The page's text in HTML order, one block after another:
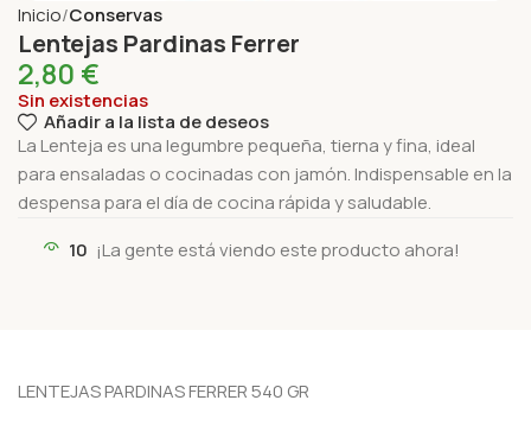
Inicio Conservas
Lentejas Pardinas Ferrer
2,80 €
Sin existencias
Añadir a la lista de deseos
La Lenteja es una legumbre pequeña, tierna y fina, ideal
para ensaladas o cocinadas con jamón. Indispensable en la
despensa para el día de cocina rápida y saludable.
10 ¡La gente está viendo este producto ahora!
LENTEJAS PARDINAS FERRER 540 GR